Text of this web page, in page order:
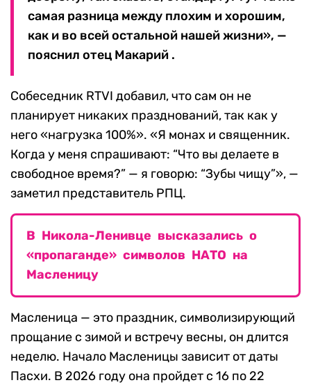
самая разница между плохим и хорошим,
как и во всей остальной нашей жизни», —
пояснил отец Макарий .
Собеседник RTVI добавил, что сам он не
планирует никаких празднований, так как у
него «нагрузка 100%». «Я монах и священник.
Когда у меня спрашивают: “Что вы делаете в
свободное время?” — я говорю: “Зубы чищу”», —
заметил представитель РПЦ.
В Никола-Ленивце высказались о
«пропаганде» символов НАТО на
Масленицу
Масленица — это праздник, символизирующий
прощание с зимой и встречу весны, он длится
неделю. Начало Масленицы зависит от даты
Пасхи. В 2026 году она пройдет с 16 по 22